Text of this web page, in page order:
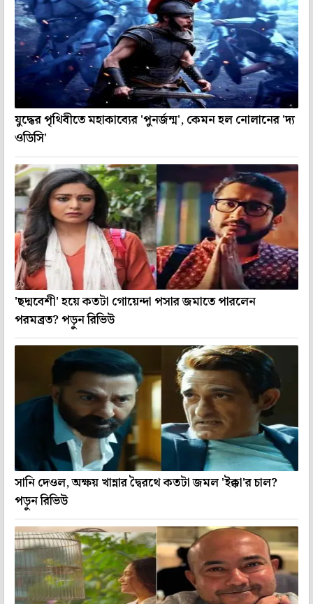
যুদ্ধের পৃথিবীতে মহাকাব্যের 'পুনর্জন্ম', কেমন হল নোলানের 'দ্য
ওডিসি'
'ছদ্মবেশী' হয়ে কতটা গোয়েন্দা পসার জমাতে পারলেন
পরমব্রত? পড়ুন রিভিউ
সানি দেওল, অক্ষয় খান্নার দ্বৈরথে কতটা জমল 'ইক্কা'র চাল?
পড়ুন রিভিউ